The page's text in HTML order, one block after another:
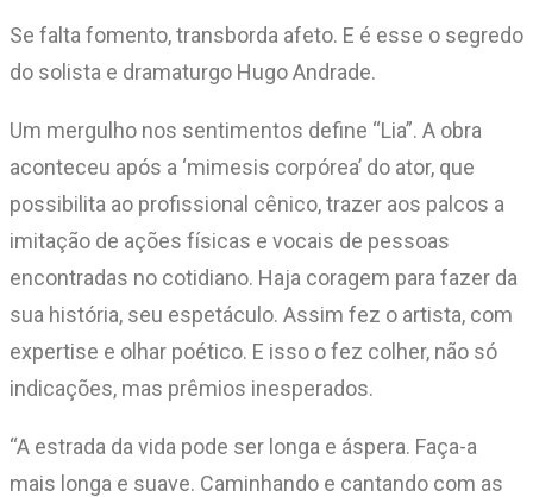
Se falta fomento, transborda afeto. E é esse o segredo
do solista e dramaturgo Hugo Andrade.
Um mergulho nos sentimentos define “Lia”. A obra
aconteceu após a ‘mimesis corpórea’ do ator, que
possibilita ao profissional cênico, trazer aos palcos a
imitação de ações físicas e vocais de pessoas
encontradas no cotidiano. Haja coragem para fazer da
sua história, seu espetáculo. Assim fez o artista, com
expertise e olhar poético. E isso o fez colher, não só
indicações, mas prêmios inesperados.
“A estrada da vida pode ser longa e áspera. Faça-a
mais longa e suave. Caminhando e cantando com as